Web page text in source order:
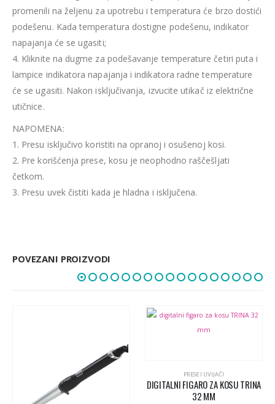
promenili na željenu za upotrebu i temperatura će brzo dostići
podešenu. Kada temperatura dostigne podešenu, indikator
napajanja će se ugasiti;
4. Kliknite na dugme za podešavanje temperature četiri puta i
lampice indikatora napajanja i indikatora radne temperature
će se ugasiti. Nakon isključivanja, izvucite utikač iz električne
utičnice.
NAPOMENA:
1. Presu isključivo koristiti na opranoj i osušenoj kosi.
2. Pre korišćenja prese, kosu je neophodno raščešljati
četkom.
3. Presu uvek čistiti kada je hladna i isključena.
POVEZANI PROIZVODI
PRESE I UVIJAČI
DIGITALNI FIGARO ZA KOSU TRINA
32 MM